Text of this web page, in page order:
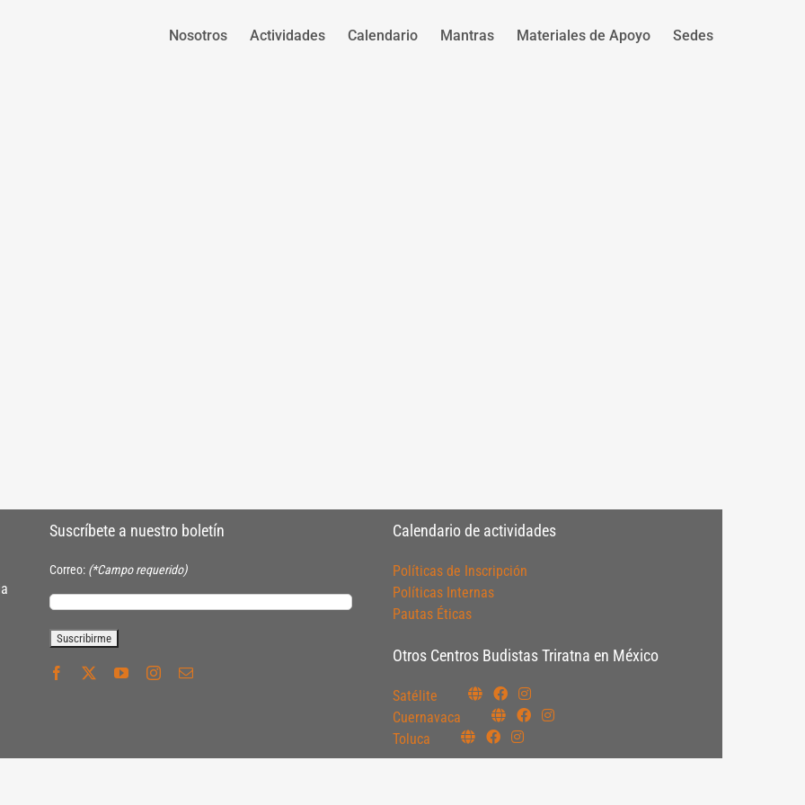
Nosotros Actividades Calendario Mantras Materiales de Apoyo Sedes
Suscríbete a nuestro boletín
Correo: (*Campo requerido)
Calendario de actividades
Políticas de Inscripción
Políticas Internas
Pautas Éticas
Otros Centros Budistas Triratna en México
Satélite
Cuernavaca
Toluca